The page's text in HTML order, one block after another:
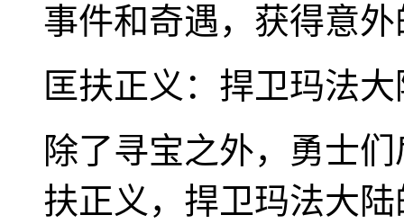
事件和奇遇，获得意
匡扶正义：捍卫玛法大
除了寻宝之外，勇士
扶正义，捍卫玛法大